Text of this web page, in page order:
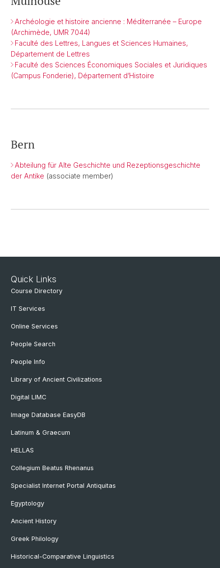
Archéologie et histoire ancienne : Méditerranée – Europe
(Archimède, UMR 7044)
Faculté des Lettres, Langues et Sciences Humaines,
Département de Lettres
Faculté des Sciences Économiques Sociales et Juridiques
(Campus Fonderie), Département d’Histoire
Bern
Abteilung für Alte Geschichte und Rezeptionsgeschichte
der Antike (associate member)
Quick Links
Course Directory
IT Services
Online Services
People Search
People Info
Library of Ancient Civilizations
Digital LIMC
Image Database EasyDB
Latinum & Graecum
HELLAS
Collegium Beatus Rhenanus
Specialist Internet Portal Antiquitas
Egyptology
Ancient History
Greek Philology
Historical-Comparative Linguistics